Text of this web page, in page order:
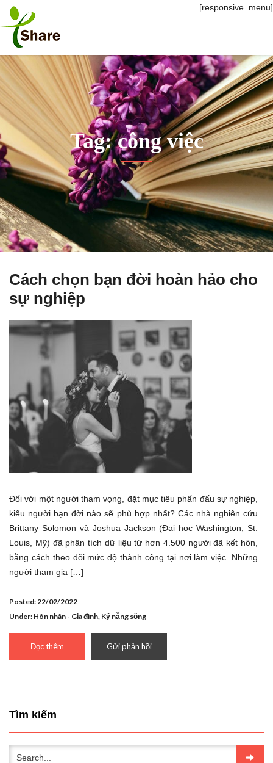
[responsive_menu]
Tag: công việc
Cách chọn bạn đời hoàn hảo cho
sự nghiệp
Đối với một người tham vọng, đặt mục tiêu phấn đấu sự nghiệp,
kiểu người bạn đời nào sẽ phù hợp nhất? Các nhà nghiên cứu
Brittany Solomon và Joshua Jackson (Đại học Washington, St.
Louis, Mỹ) đã phân tích dữ liệu từ hơn 4.500 người đã kết hôn,
bằng cách theo dõi mức độ thành công tại nơi làm việc. Những
người tham gia […]
Posted: 22/02/2022
Under: Hôn nhân - Gia đình, Kỹ năng sống
Đọc thêm Gửi phản hồi
Tìm kiếm